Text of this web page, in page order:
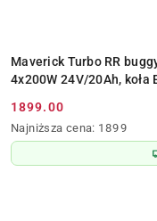
Maverick Turbo RR
4x200W 24V/20Ah, koła
Cena
promocyjna:
1899.00
Najniższa
cena
z
Najniższa cena: 1899